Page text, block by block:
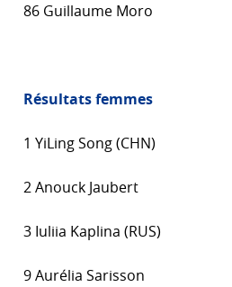
86 Guillaume Moro
Résultats femmes
1 YiLing Song (CHN)
2 Anouck Jaubert
3 Iuliia Kaplina (RUS)
9 Aurélia Sarisson